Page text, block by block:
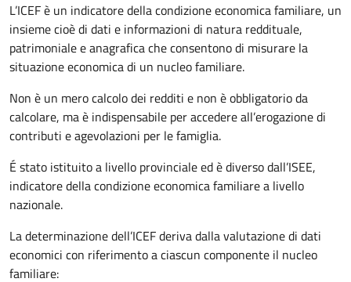
L’ICEF è un indicatore della condizione economica familiare, un
insieme cioè di dati e informazioni di natura reddituale,
patrimoniale e anagrafica che consentono di misurare la
situazione economica di un nucleo familiare.
Non è un mero calcolo dei redditi e non è obbligatorio da
calcolare, ma è indispensabile per accedere all’erogazione di
contributi e agevolazioni per le famiglia.
É stato istituito a livello provinciale ed è diverso dall’ISEE,
indicatore della condizione economica familiare a livello
nazionale.
La determinazione dell’ICEF deriva dalla valutazione di dati
economici con riferimento a ciascun componente il nucleo
familiare: